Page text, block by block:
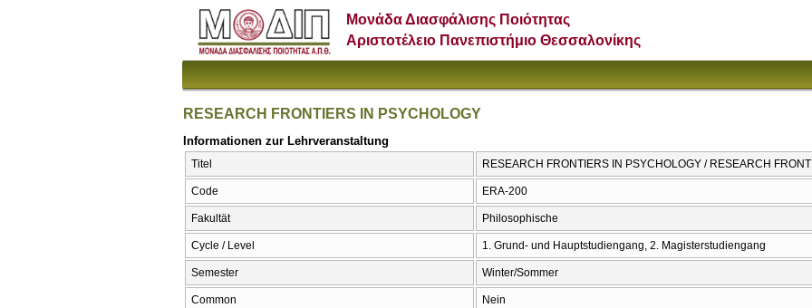
Μονάδα Διασφάλισης Ποιότητας
Αριστοτέλειο Πανεπιστήμιο Θεσσαλονίκης
RESEARCH FRONTIERS IN PSYCHOLOGY
Informationen zur Lehrveranstaltung
Titel RESEARCH FRONTIERS IN PSYCHOLOGY / RESEARCH
Code ERA-200
Fakultät Philosophische
Cycle / Level 1. Grund- und Hauptstudiengang, 2. Magisterstudiengang
Semester Winter/Sommer
Common Nein